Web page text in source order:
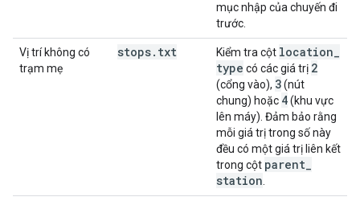
mục nhập của chuyến đi
trước.
Vị trí không có
trạm mẹ
stops. txt Kiểm tra cột location
type có các giá trị 2
(cổng vào), 3(nút
chung) hoặc 4(khu vực
lên máy). Đảm bảo rằng
mỗi giá trị trong số này
đều có một giá trị liên kết
trong cột parent
station